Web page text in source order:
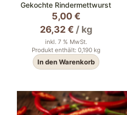
Gekochte Rindermettwurst
5,00€
26,32€ / kg
inkl. 7 % MwSt.
Produkt enthält: 0,190 kg
In den Warenkorb